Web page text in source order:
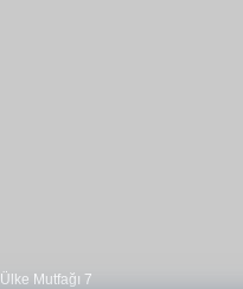
Ülke Mutfağı 7